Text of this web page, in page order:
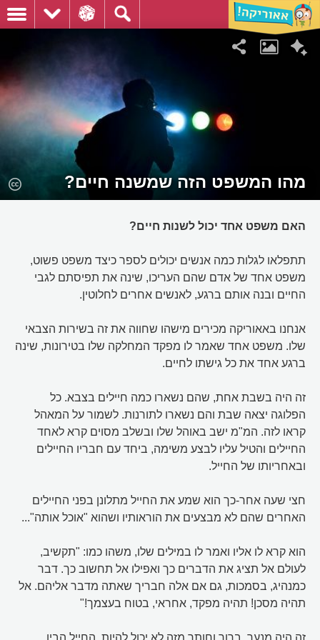
מהו המשפט הזה שמשנה חיים?
האם משפט אחד יכול לשנות חיים?
תתפלאו לגלות כמה אנשים יכולים לספר כיצד משפט פשוט,
משפט אחד של אדם שהם העריכו, שינה את תפיסתם לגבי
החיים ובנה אותם ברגע, לאנשים אחרים לחלוטין.
אנחנו באאוריקה מכירים מישהו שחווה את זה בשירות הצבאי
שלו. משפט אחד שאמר לו מפקד המחלקה שלו בטירונות, שינה
ברגע אחד את כל גישתו לחיים.
זה היה בשבת אחת, שהם נשארו כמה חיילים בצבא. כל
הפלוגה יצאה שבת והם נשארו לתורנות. לשמור על המאהל
קראו לזה. המ"מ ישב באוהל שלו ובשלב מסוים קרא לאחד
החיילים והטיל עליו לבצע משימה, ביחד עם חבריו החיילים
ובאחריותו של החייל.
חצי שעה אחר-כך הוא שמע את החייל מתלונן בפני החיילים
האחרים שהם לא מבצעים את הוראותיו ושהוא "אוכל אותה"...
הוא קרא לו אליו ואמר לו במילים שלו, משהו כמו: "תקשיב,
לעולם אל תציג את הדברים כך ואפילו אל תחשוב כך. דבר
כמנהיג, בסמכות, גם אם אלה חבריך שאתה מדבר אליהם. אל
תהיה מסכן! תהיה מפקד, אחראי, בטוח בעצמך!"
זה היה מנער. ברור וחותך מזה לא יכול להיות. החייל הבין